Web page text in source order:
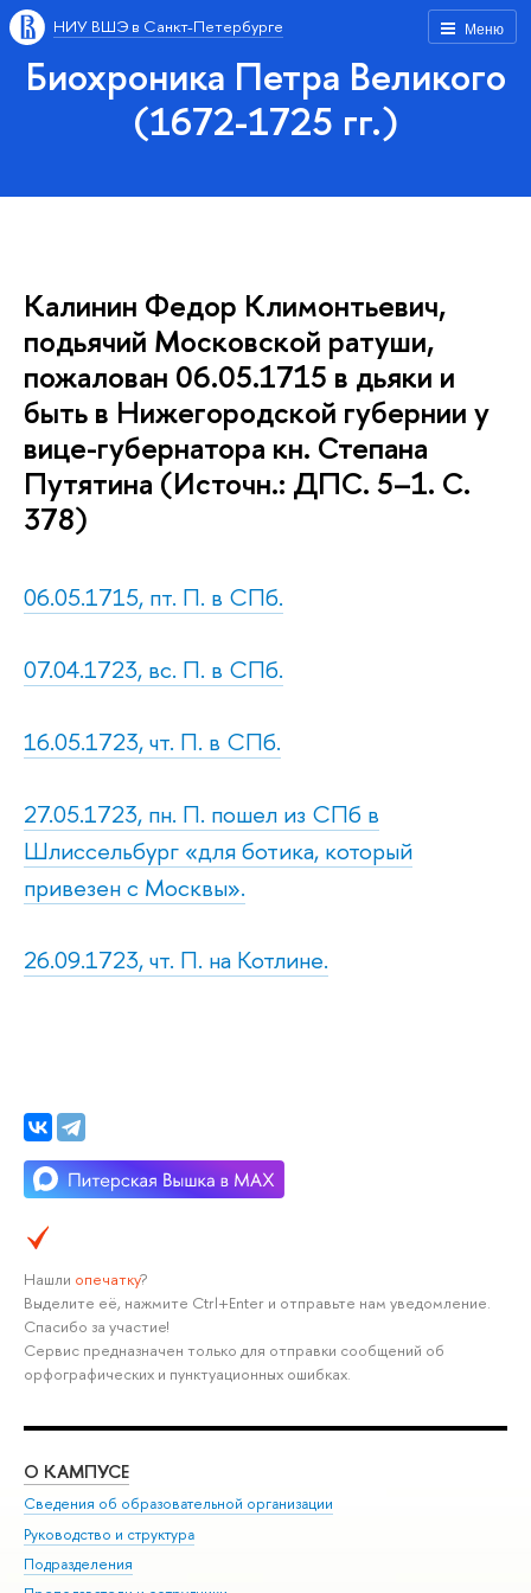
Меню
НИУ ВШЭ в Санкт-Петербурге
Биохроника Петра Великого
(1672-1725 гг.)
Калинин Федор Климонтьевич,
подьячий Московской ратуши,
пожалован 06.05.1715 в дьяки и
быть в Нижегородской губернии у
вице-губернатора кн. Степана
Путятина (Источн.: ДПС. 5–1. С.
378)
06.05.1715, пт. П. в СПб.
07.04.1723, вс. П. в СПб.
16.05.1723, чт. П. в СПб.
27.05.1723, пн. П. пошел из СПб в
Шлиссельбург «для ботика, который
привезен с Москвы».
26.09.1723, чт. П. на Котлине.
Нашли опечатку?
Выделите её, нажмите Ctrl+Enter и отправьте нам уведомление.
Спасибо за участие!
Сервис предназначен только для отправки сообщений об
орфографических и пунктуационных ошибках.
О КАМПУСЕ
Сведения об образовательной организации
Руководство и структура
Подразделения